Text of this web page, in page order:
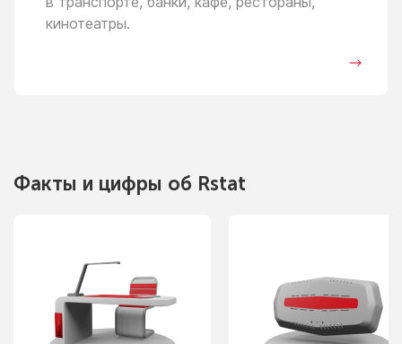
кинотеатры.
Факты и цифры об Rstat